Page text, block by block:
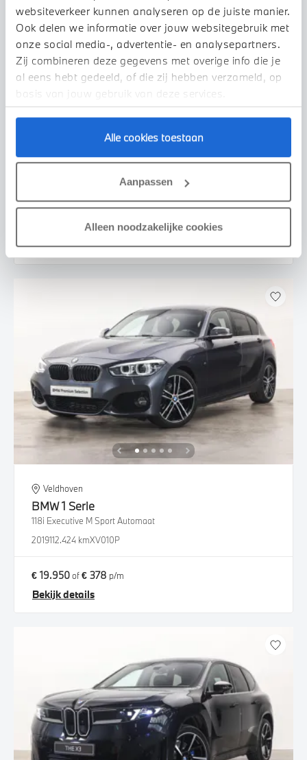
websiteverkeer kunnen analyseren op de juiste manier.
Ook delen we informatie over jouw websitegebruik met
onze social media-, advertentie- en analysepartners.
Zij combineren deze gegevens met overige info die je
al eens hebt gedeeld, of die zij hebben verzameld, op
basis van jouw gebruik van deze services.
Alle cookies toestaan
Aanpassen
Alleen noodzakelijke cookies
MINIClubman
€ 434p/m
Bekijk details
Veldhoven
BMW1 Serie
118i Executive M Sport Automaat
2019112.424 kmXV010P
€ 19.950of€ 378 p/m
Bekijk details